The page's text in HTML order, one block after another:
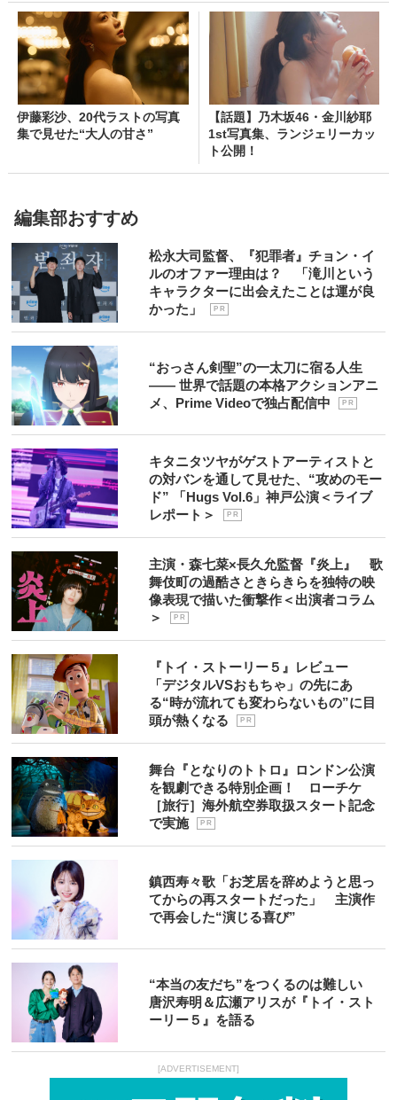
伊藤彩沙、20代ラストの写真
集で見せた“大人の甘さ”
【話題】乃木坂46・金川紗耶
1st写真集、ランジェリーカッ
ト公開！
編集部おすすめ
松永大司監督、『犯罪者』チョン・イ
ルのオファー理由は？ 「滝川という
キャラクターに出会えたことは運が良
かった」
P R
“おっさん剣聖”の一太刀に宿る人生
―― 世界で話題の本格アクションアニ
メ、Prime Videoで独占配信中
P R
キタニタツヤがゲストアーティストと
の対バンを通して見せた、“攻めのモー
ド” 「Hugs Vol.6」神戸公演＜ライブ
レポート＞
P R
主演・森七菜×長久允監督『炎上』 歌
舞伎町の過酷さときらきらを独特の映
像表現で描いた衝撃作＜出演者コラム
＞
P R
『トイ・ストーリー５』レビュー
「デジタルVSおもちゃ」の先にあ
る“時が流れても変わらないもの”に目
頭が熱くなる
P R
舞台『となりのトトロ』ロンドン公演
を観劇できる特別企画！ ローチケ
［旅行］海外航空券取扱スタート記念
で実施
P R
鎮西寿々歌「お芝居を辞めようと思っ
てからの再スタートだった」 主演作
で再会した“演じる喜び”
“本当の友だち”をつくるのは難しい
唐沢寿明＆広瀬アリスが『トイ・スト
ーリー５』を語る
[ADVERTISEMENT]